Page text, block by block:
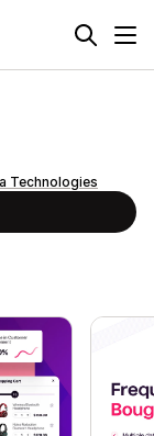
Technologies